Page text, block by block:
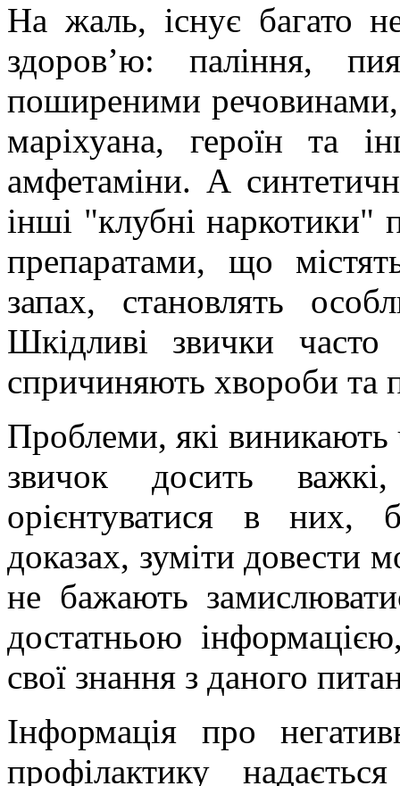
На жаль, існує багато
здоров’ю: паління,
поширеними речовинами,
маріхуана, героїн та
амфетаміни. А
інші "клубні наркотики"
препаратами, що
запах, становлять
Шкідливі звички часто
спричиняють хвороби та
Проблеми, які виникають
звичок досить
орієнтуватися в них,
доказах, зуміти
не бажають
достатньою
свої знання з даного
Інформація про
профілактику